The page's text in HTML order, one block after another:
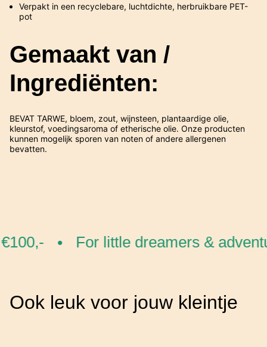
Verpakt in een recyclebare, luchtdichte, herbruikbare PET-
pot
Gemaakt van /
Ingrediënten:
BEVAT TARWE, bloem, zout, wijnsteen, plantaardige olie,
kleurstof, voedingsaroma of etherische olie. Onze producten
kunnen mogelijk sporen van noten of andere allergenen
bevatten.
For little dreamers &
Ook leuk voor jouw kleintje